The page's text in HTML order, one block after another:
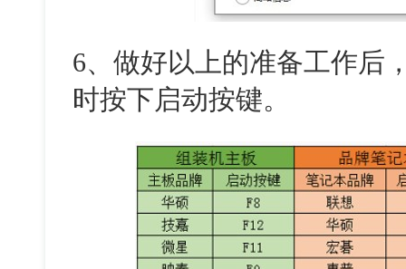
6、做好以上的准备工作后
时按下启动按键。